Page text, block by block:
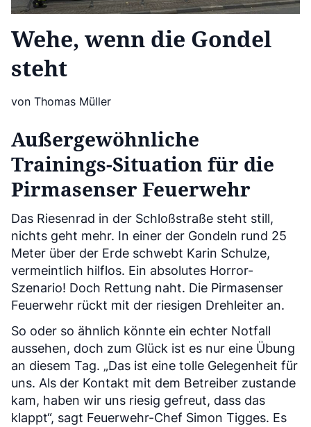
Wehe, wenn die Gondel
steht
von Thomas Müller
Außergewöhnliche
Trainings-Situation für die
Pirmasenser Feuerwehr
Das Riesenrad in der Schloßstraße steht still,
nichts geht mehr. In einer der Gondeln rund 25
Meter über der Erde schwebt Karin Schulze,
vermeintlich hilflos. Ein absolutes Horror-
Szenario! Doch Rettung naht. Die Pirmasenser
Feuerwehr rückt mit der riesigen Drehleiter an.
So oder so ähnlich könnte ein echter Notfall
aussehen, doch zum Glück ist es nur eine Übung
an diesem Tag. „Das ist eine tolle Gelegenheit für
uns. Als der Kontakt mit dem Betreiber zustande
kam, haben wir uns riesig gefreut, dass das
klappt“, sagt Feuerwehr-Chef Simon Tigges. Es